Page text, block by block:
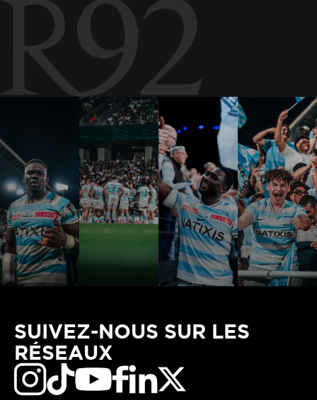
SUIVEZ-NOUS SUR LES
RÉSEAUX